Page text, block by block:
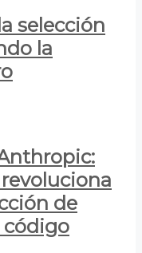
selección
la
de
código